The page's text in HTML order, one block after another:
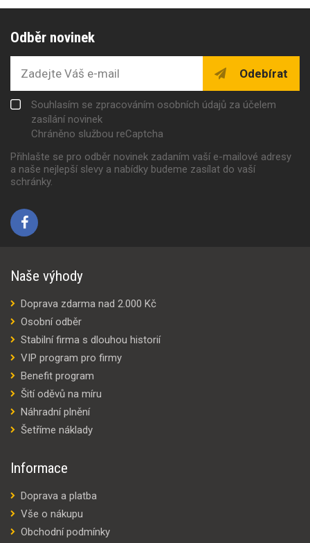
Odběr novinek
Odebírat
Souhlasím se zpracováním osobních údajů za účelem
zasílání novinek
Chráněno službou reCaptcha
Přihlašte se pro odběr novinek zadaním vaší e-mailové adresy
a naše nejlepší slevy a nabídky budeme zasílat do vaší
schránky.
Naše výhody
Doprava zdarma nad 2.000 Kč
Osobní odběr
Stabilní firma s dlouhou historií
VIP program pro firmy
Benefit program
Šití oděvů na míru
Náhradní plnění
Šetříme náklady
Informace
Doprava a platba
Vše o nákupu
Obchodní podmínky